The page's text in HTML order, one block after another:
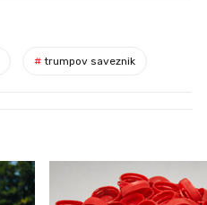
# trumpov saveznik